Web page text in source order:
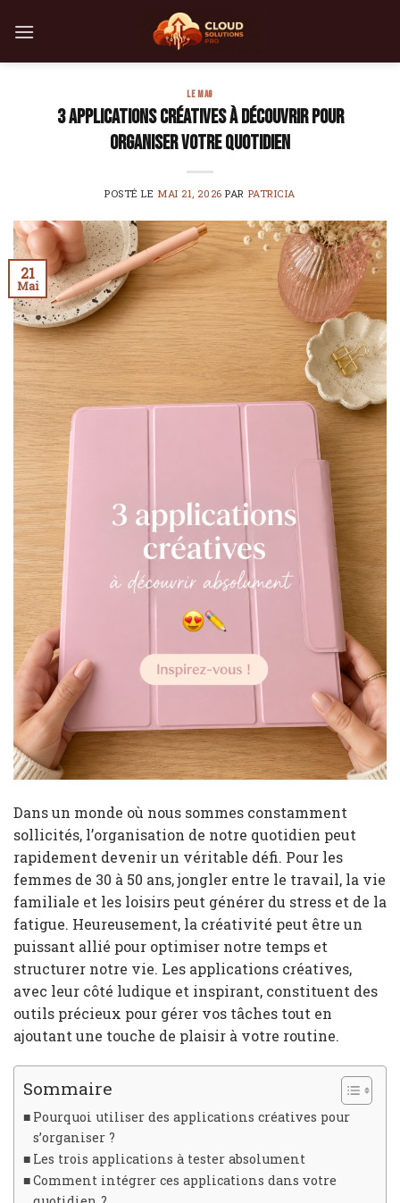
LE MAG
3 applications créatives à découvrir pour
organiser votre quotidien
POSTÉ LE MAI 21, 2026 PAR PATRICIA
21
Mai
Dans un monde où nous sommes constamment
sollicités, l’organisation de notre quotidien peut
rapidement devenir un véritable défi. Pour les
femmes de 30 à 50 ans, jongler entre le travail, la vie
familiale et les loisirs peut générer du stress et de la
fatigue. Heureusement, la créativité peut être un
puissant allié pour optimiser notre temps et
structurer notre vie. Les applications créatives,
avec leur côté ludique et inspirant, constituent des
outils précieux pour gérer vos tâches tout en
ajoutant une touche de plaisir à votre routine.
Sommaire
Pourquoi utiliser des applications créatives pour
s’organiser ?
Les trois applications à tester absolument
Comment intégrer ces applications dans votre